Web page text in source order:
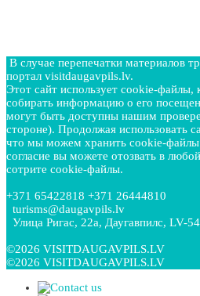
В случае перепечатки материалов
портал visitdaugavpils.lv.
Этот сайт использует cookie-файлы,
собирать информацию о его
могут быть доступны нашим
стороне). Продолжая использовать
что мы можем хранить cookie-файлы
согласие вы можете отозвать в
сотрите cookie-файлы.
+371 65422818 +371 26444810
turisms@daugavpils.lv
Улица Ригас, 22a, Даугавпилс, LV-
©2026 VISITDAUGAVPILS.LV
©2026 VISITDAUGAVPILS.LV